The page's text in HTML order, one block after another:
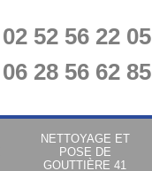
02 52 56 22 05
06 28 56 62 85
NETTOYAGE ET
POSE DE
GOUTTIÈRE 41